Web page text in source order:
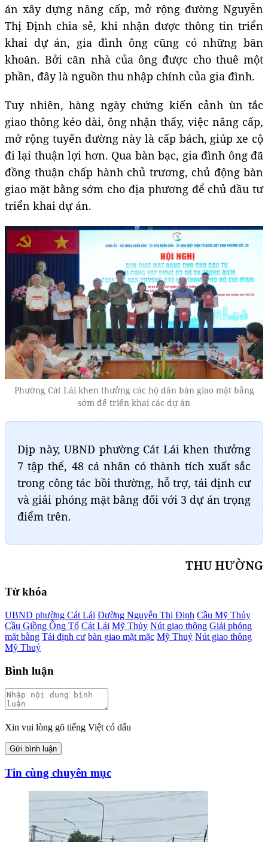
án xây dựng nâng cấp, mở rộng đường Nguyễn
Thị Định chia sẻ, khi nhận được thông tin triển
khai dự án, gia đình ông cũng có những băn
khoăn. Bởi căn nhà của ông được cho thuê một
phần, đây là nguồn thu nhập chính của gia đình.
Tuy nhiên, hàng ngày chứng kiến cảnh ùn tắc
giao thông kéo dài, ông nhận thấy, việc nâng cấp,
mở rộng tuyến đường này là cấp bách, giúp xe cộ
đi lại thuận lợi hơn. Qua bàn bạc, gia đình ông đã
đồng thuận chấp hành chủ trương, chủ động bàn
giao mặt bằng sớm cho địa phương để chủ đầu tư
triển khai dự án.
Phường Cát Lái khen thưởng các hộ dân bàn giao mặt bằng
sớm để triển khai các dự án
Dịp này, UBND phường Cát Lái khen thưởng
7 tập thể, 48 cá nhân có thành tích xuất sắc
trong công tác bồi thường, hỗ trợ, tái định cư
và giải phóng mặt bằng đối với 3 dự án trọng
điểm trên.
THU HƯỜNG
Từ khóa
UBND phường Cát Lái Đường Nguyễn Thị Định Cầu Mỹ Thủy
Cầu Giồng Ông Tố Cát Lái Mỹ Thủy Nút giao thông Giải phóng
mặt bằng Tái định cư bàn giao mặt mặc Mỹ Thuỷ Nút giao thông
Mỹ Thuỷ
Bình luận
Xin vui lòng gõ tiếng Việt có dấu
Gửi bình luận
Tin cùng chuyên mục